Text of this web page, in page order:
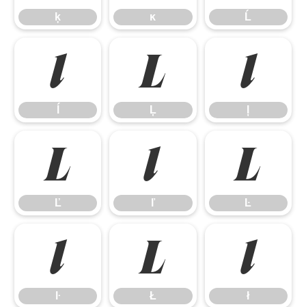
ķ ĸ Ĺ
ĺ Ļ
Ļ
ļ
Ľ
Ľ
ľ
ľ
Ŀ
Ŀ
ŀ
ŀ
Ł
Ł
ł
ł